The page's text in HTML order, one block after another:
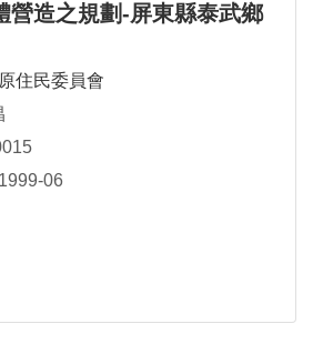
營造之規劃-屏東縣泰武鄉
住民委員會
06